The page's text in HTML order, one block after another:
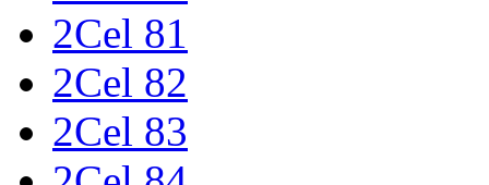
2Cel 81
2Cel 82
2Cel 83